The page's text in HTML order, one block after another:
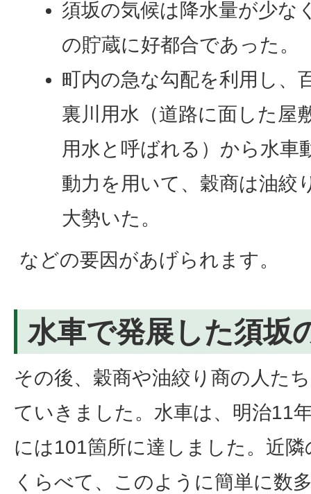
須坂の気候は降水量が少な
の貯蔵に好都合であった。
町内の急な勾配を利用し、
裏川用水（道路に面した屋
用水と呼ばれる）から水車
動力を用いて、穀商は油絞
大勢いた。
などの要因があげられます。
水車で発展した須坂
その後、穀商や油絞り商の人た
ていきました。水車は、明治11
には101箇所に達しました。近
くらべて、このように簡単に数